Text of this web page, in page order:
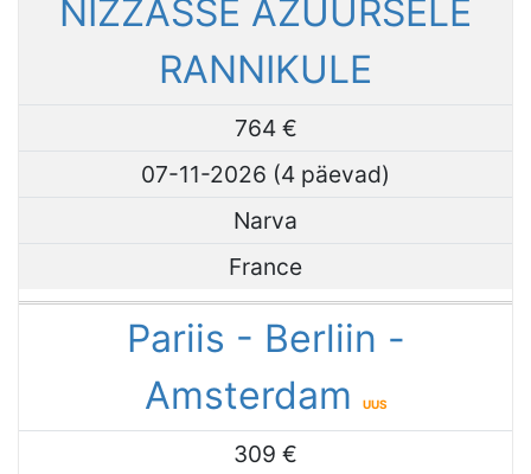
NIZZASSE AZUURSELE
RANNIKULE
764 €
07-11-2026 (4 päevad)
Narva
France
Pariis - Berliin -
Amsterdam
UUS
309 €